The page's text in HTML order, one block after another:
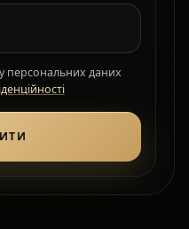
персональних даних